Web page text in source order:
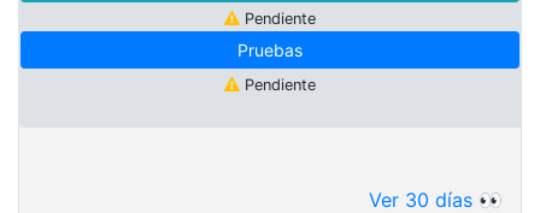
Pendiente
Pruebas
Pendiente
Ver 30 días 👀